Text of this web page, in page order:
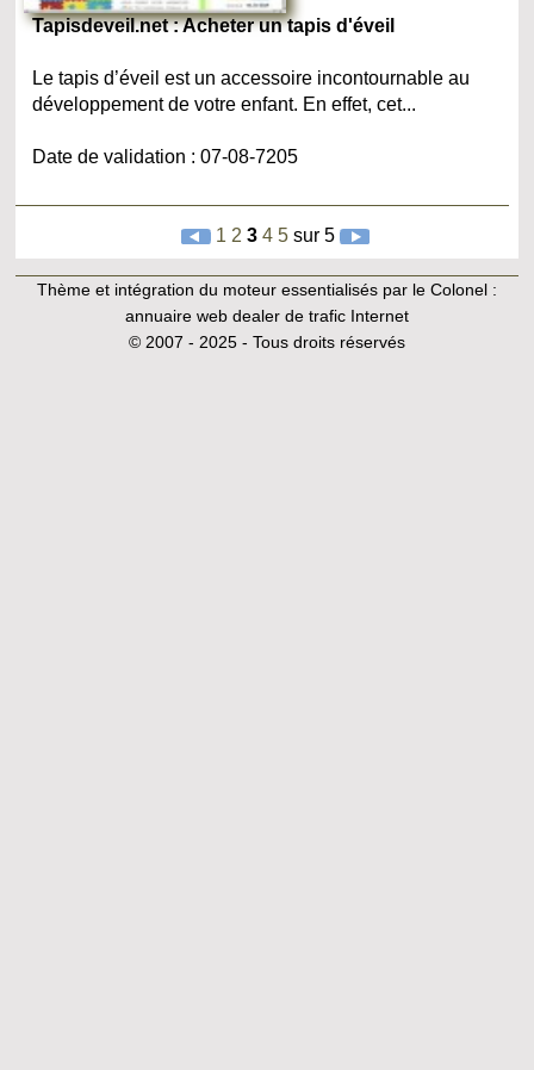
Tapisdeveil.net : Acheter un tapis d'éveil
Le tapis d’éveil est un accessoire incontournable au
développement de votre enfant. En effet, cet...
Date de validation : 07-08-7205
1 2 3 4 5sur 5
Thème et intégration du moteur essentialisés par le Colonel :
annuaire web dealer de trafic Internet
© 2007 - 2025 - Tous droits réservés